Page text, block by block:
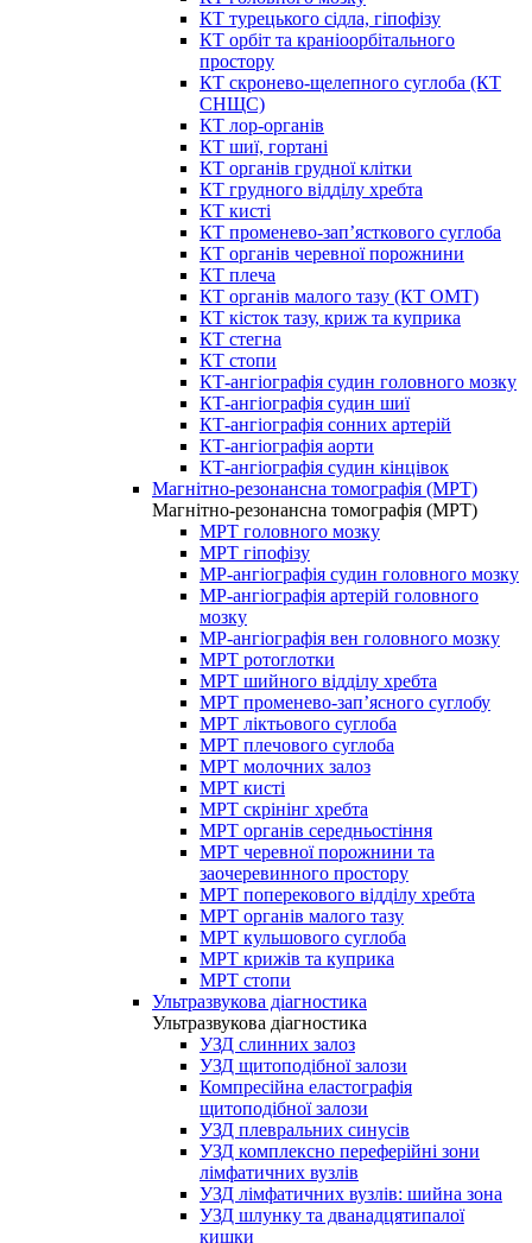
КТ турецького сідла, гіпофізу
КТ орбіт та краніоорбітального
простору
КТ скронево-щелепного суглоба (КТ
СНЩС)
КТ лор-органів
КТ шиї, гортані
КТ органів грудної клітки
КТ грудного відділу хребта
КТ кисті
КТ променево-зап’ясткового суглоба
КТ органів черевної порожнини
КТ плеча
КТ органів малого тазу (КТ ОМТ)
КТ кісток тазу, криж та куприка
КТ стегна
КТ стопи
КТ-ангіографія судин головного мозку
КТ-ангіографія судин шиї
КТ-ангіографія сонних артерій
КТ-ангіографія аорти
КТ-ангіографія судин кінцівок
Магнітно-резонансна томографія (МРТ)
Магнітно-резонансна томографія (МРТ)
МРТ головного мозку
МРТ гіпофізу
МР-ангіографія судин головного мозку
МР-ангіографія артерій головного
мозку
МР-ангіографія вен головного мозку
МРТ ротоглотки
МРТ шийного відділу хребта
МРТ променево-зап’ясного суглобу
МРТ ліктьового суглоба
МРТ плечового суглоба
МРТ молочних залоз
МРТ кисті
МРТ скрінінг хребта
МРТ органів середньостіння
МРТ черевної порожнини та
заочеревинного простору
МРТ поперекового відділу хребта
МРТ органів малого тазу
МРТ кульшового суглоба
МРТ крижів та куприка
МРТ стопи
Ультразвукова діагностика
Ультразвукова діагностика
УЗД слинних залоз
УЗД щитоподібної залози
Компресійна еластографія
щитоподібної залози
УЗД плевральних синусів
УЗД комплексно переферійні зони
лімфатичних вузлів
УЗД лімфатичних вузлів: шийна зона
УЗД шлунку та дванадцятипалої
кишки